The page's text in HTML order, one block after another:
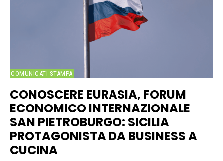
COMUNICATI STAMPA
CONOSCERE EURASIA, FORUM
ECONOMICO INTERNAZIONALE
SAN PIETROBURGO: SICILIA
PROTAGONISTA DA BUSINESS A
CUCINA